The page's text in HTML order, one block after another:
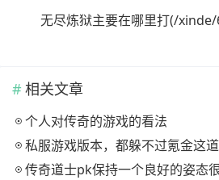
无尽炼狱主要在哪里打(/
相关文章
个人对传奇的游戏的看法
私服游戏版本，都躲不过氪金这
传奇道士pk保持一个良好的姿态